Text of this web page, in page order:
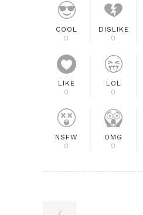
COOL
0
DISLIKE
0
LIKE
0
LOL
0
NSFW
0
OMG
0